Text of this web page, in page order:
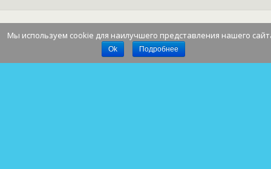
Мы используем cookie для наилучшего представления нашего
Ok Подробнее
Наверх